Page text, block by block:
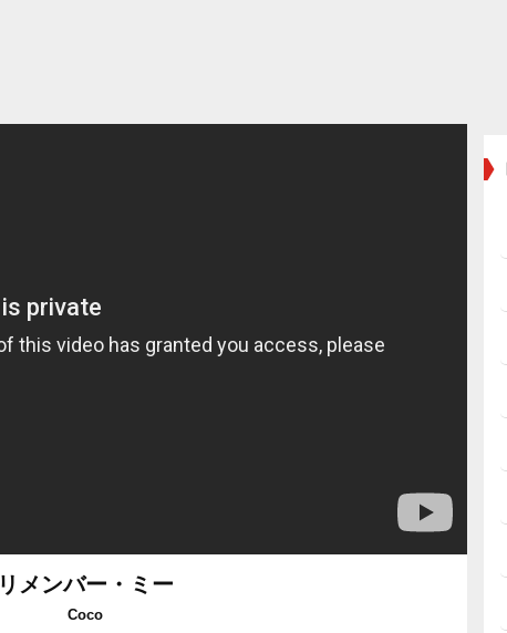
リメンバー・ミー
Coco